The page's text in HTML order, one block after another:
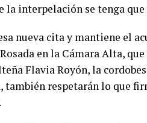
la interpelación se tenga
nueva cita y mantiene el
en la Cámara Alta,
Flavia Royón, la
también respetarán lo que